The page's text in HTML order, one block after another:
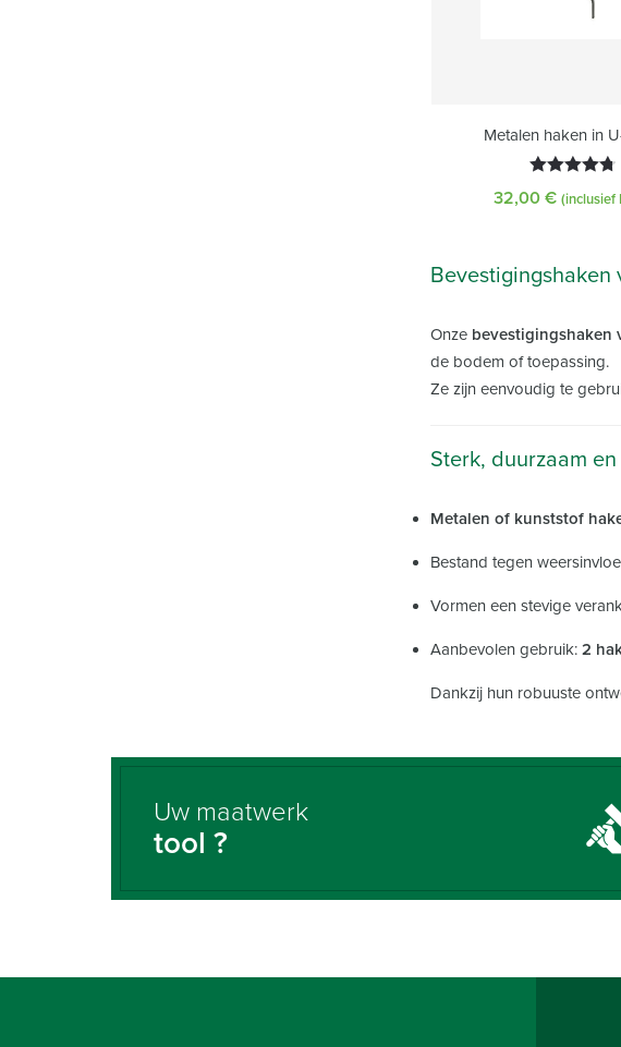
Metalen haken in
32,00 € (inclusief
Onze bevestigingshaken
de bodem of toepassing.
Ze zijn eenvoudig te
Sterk, duurzaam
Metalen of kunststof
Bestand tegen
Vormen een stevige
Aanbevolen gebruik: 2
Dankzij hun robuuste
Uw maatwerk
tool ?